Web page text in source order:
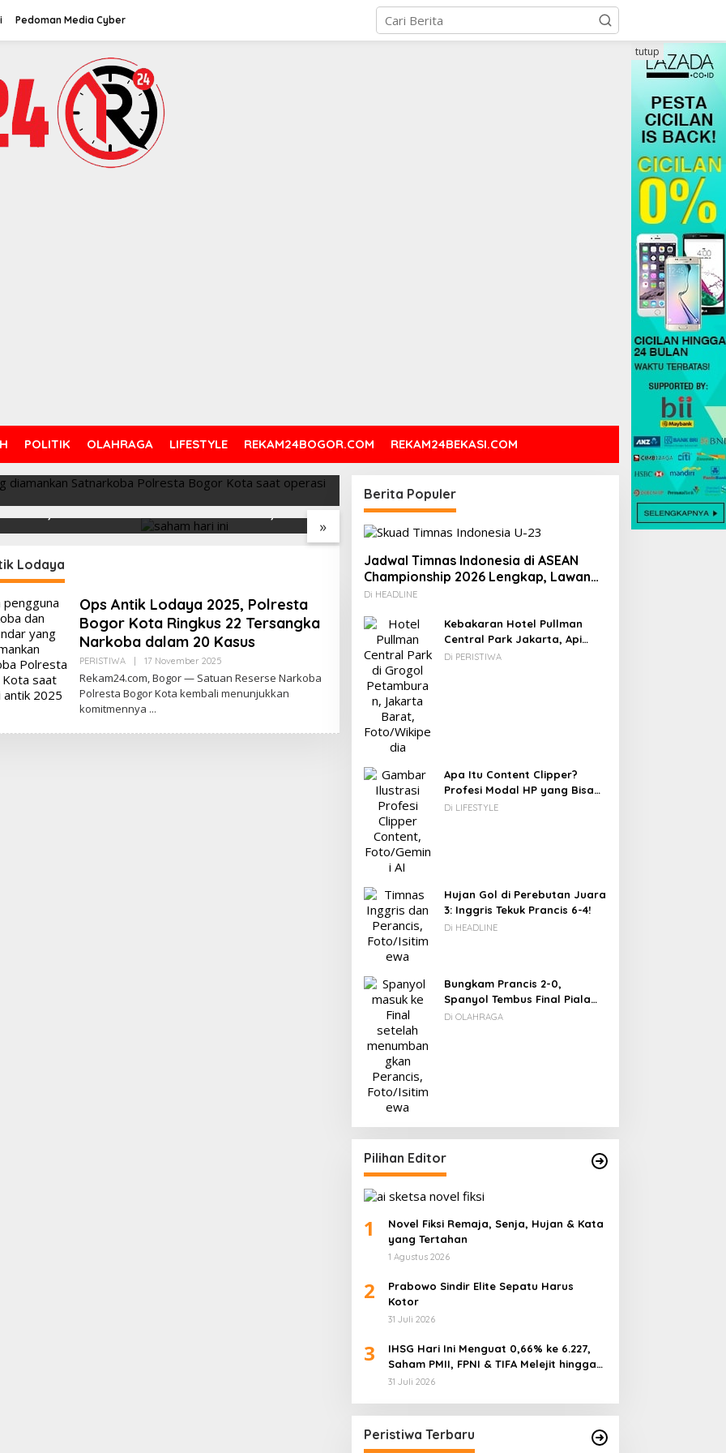
Pedoman Media Cyber
POLITIK OLAHRAGA LIFESTYLE REKAM24BOGOR.COM REKAM24BEKASI.COM
tutup
Polresta Bogor Kota
Narkoba dalam 20 Kasus
»
& TIFA Melejit
Cuan &
31 Juli
0,63%! Astra Internasional
Melonjak 3%, Saham DEWA
IDC: 80% CIO Asia Pasifik
Bakal Beralih ke Edge
Computing demi GenAI
Novel Fiksi Remaja, Senja,
Hujan & Kata yang
Lodaya
Ops Antik Lodaya 2025, Polresta
Bogor Kota Ringkus 22 Tersangka
Narkoba dalam 20 Kasus
PERISTIWA 17 November 2025Oleh
Rekam24.com, Bogor — Satuan Reserse Narkoba
Polresta Bogor Kota kembali menunjukkan
komitmennya
Berita Populer
Jadwal Timnas Indonesia di ASEAN
Championship 2026 Lengkap, Lawan
Kamboja hingga Vietnam
Di HEADLINE
Kebakaran Hotel Pullman
Central Park Jakarta, Api
Berawal dari Gedung Parkir
Di PERISTIWA
Apa Itu Content Clipper?
Profesi Modal HP yang Bisa
Menghasilkan Puluhan Juta
Di LIFESTYLE
Hujan Gol di Perebutan Juara
3: Inggris Tekuk Prancis 6-4!
Di HEADLINE
Bungkam Prancis 2-0,
Spanyol Tembus Final Piala
Dunia 2026
Di OLAHRAGA
Pilihan Editor
1
Novel Fiksi Remaja, Senja, Hujan & Kata
yang Tertahan
1 Agustus 2026
2
Prabowo Sindir Elite Sepatu Harus
Kotor
31 Juli 2026
3
IHSG Hari Ini Menguat 0,66% ke 6.227,
Saham PMII, FPNI & TIFA Melejit hingga
28%! Ini Daftar Saham Paling Cuan &
31 Juli 2026
Peristiwa Terbaru